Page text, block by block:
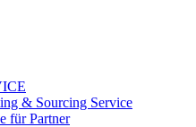
& Sourcing Service
für Partner